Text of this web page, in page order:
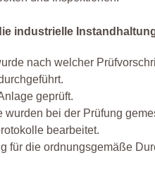
industrielle
nach welcher
geprüft.
wurden bei der Prüfung
bearbeitet.
für die ordnungsgemäße